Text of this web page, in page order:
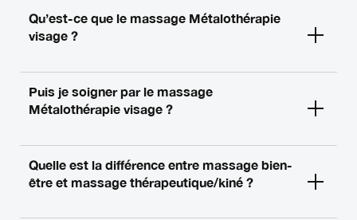
Qu’est-ce que le massage Métalothérapie
visage ?
Puis je soigner par le massage
Métalothérapie visage ?
Quelle est la différence entre massage bien-
être et massage thérapeutique/kiné ?